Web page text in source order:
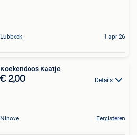
Lubbeek 1 apr 26
Koekendoos Kaatje
€ 2,00 Details
Ninove Eergisteren